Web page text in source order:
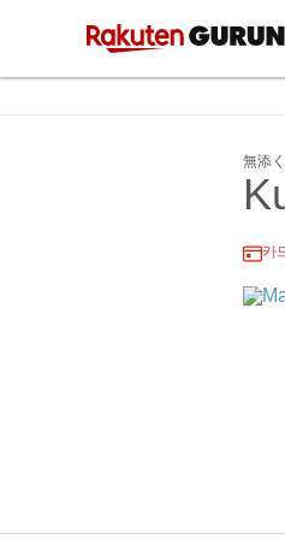
無添
카